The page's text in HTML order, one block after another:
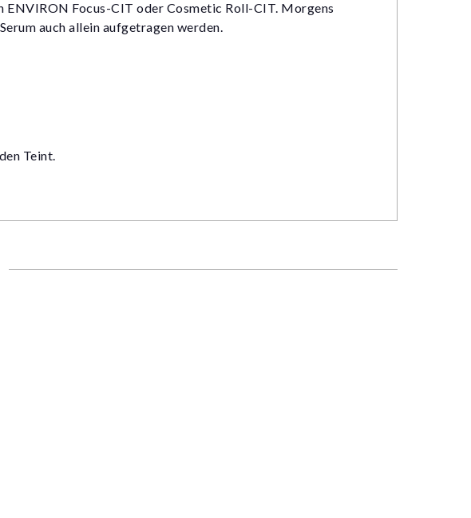
ENVIRON Focus-CIT oder Cosmetic Roll-CIT. Morgens
auch allein aufgetragen werden.
Teint.